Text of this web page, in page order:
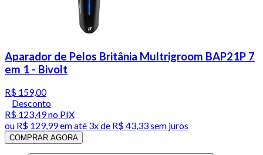
Aparador de Pelos Britânia Multrigroom BAP21P 7
em 1 - Bivolt
R$ 159,00
Desconto
R$ 123,49no PIX
ou R$ 129,99em até 3x de R$ 43,33 sem juros
COMPRAR AGORA